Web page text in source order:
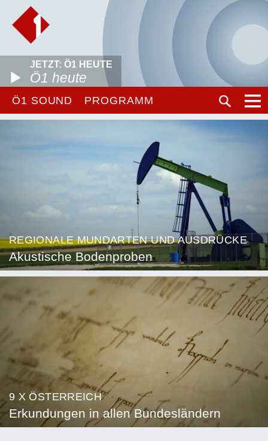
JETZT: Ö1 HEUTE
Ö1 heute
Ö1 SOUND PROGRAMM
REGIONALE MUNDARTEN UND AUSDRÜCKE
Akustische Bodenproben
9 X ÖSTERREICH
Erkundungen in allen Bundesländern